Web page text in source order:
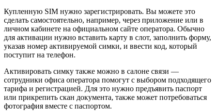
Купленную SIM нужно зарегистрировать. Вы можете это
сделать самостоятельно, например, через приложение или в
личном кабинете на официальном сайте оператора. Обычно
для активации нужно вставить карту в слот, заполнить форму,
указав номер активируемой симки, и ввести код, который
поступит на телефон.
Активировать симку также можно в салоне связи —
сотрудники офиса оператора помогут с выбором подходящего
тарифа и регистрацией. Для это нужно предъявить паспорт
или прикрепить скан документа, также может потребоваться
фотография вместе с паспортом.